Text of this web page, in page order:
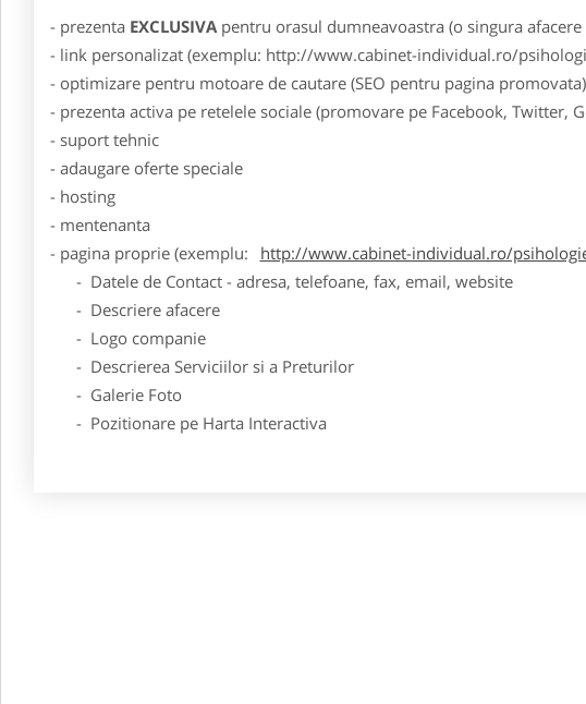
- prezenta EXCLUSIVApentru orasul dumneavoastra (o singura
- link personalizat (exemplu: http://www.cabinet-individual.ro/
- optimizare pentru motoare de cautare (SEO pentru pagina promovata)
- prezenta activa pe retelele sociale (promovare pe Facebook, Twitter,
- suport tehnic
- adaugare oferte speciale
- hosting
- mentenanta
- pagina proprie (exemplu:
http://www.cabinet-individual.ro/
- Datele de Contact - adresa, telefoane, fax, email, website
- Descriere afacere
- Logo companie
- Descrierea Serviciilor si a Preturilor
- Galerie Foto
- Pozitionare pe Harta Interactiva